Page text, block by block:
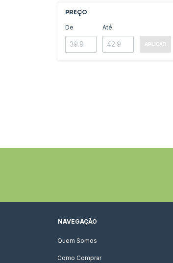
PREÇO
De Até
APLICAR
NAVEGAÇÃO
Quem Somos
Como Comprar